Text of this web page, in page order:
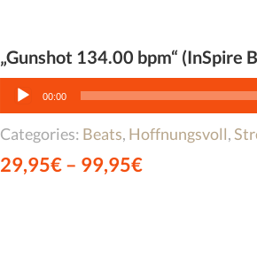
„Gunshot 134.00 bpm“ (InSpire
Audio-
Player
00:00
Categories: Beats, Hoffnungsvoll,
29,95€– 99,95€